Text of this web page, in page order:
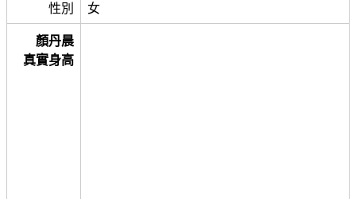
性別 女
顏丹晨
真實身高